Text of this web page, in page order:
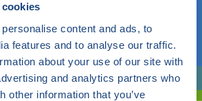
content and ads, to
features and to analyse our traffic.
about your use of our site with
and analytics partners who
other information that you’ve
Gebruik dan onze filter.